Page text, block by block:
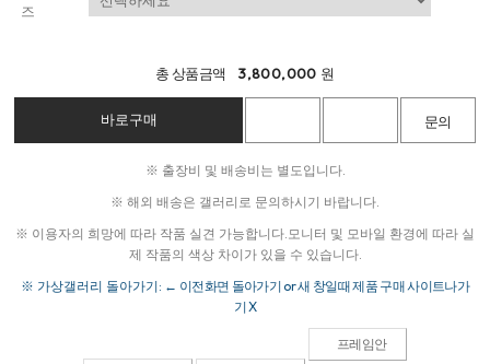
즈
총 상품금액 3,800,000 원
※ 출장비 및 배송비는 별도입니다.
※ 해외 배송은 갤러리로 문의하시기 바랍니다.
※ 이용자의 희망에 따라 작품 실견 가능합니다. 모니터 및 모바일 환경에 따라 실
제 작품의 색상 차이가 있을 수 있습니다.
※ 가상갤러리 돌아가기: ← 이전화면 돌아가기 or 새 창일때 제품 구매 사이트나가
기 X
프레임안